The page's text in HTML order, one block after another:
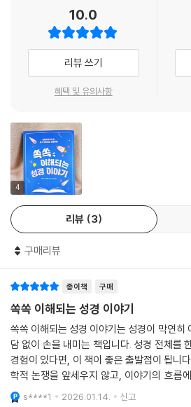
그 큰 사랑으로 우리를 용서하기 위해 기꺼이
예수님은 분명히 말씀하십니다. “너희가 사
늘 아버지께서도 너희 잘못을 용서하시려니
하지 아니하면 너희 아버지께서도 너희 잘못
라”(마태복음 6:14-15).
모세, 삼손, 다윗, 베드로, 그 외에 많은 사람
았습니다. 그런데 하나님을 누구보다 더 잘 알
나님께 불순종하고 그 뜻을 저버리기도 했습
번 부인했습니다(282페이지 참조).
이제 예수님은 베드로에게 중요한 임무가 있
것은 교회의 어린 신자들을 돌보는 것이었습
그분의 양 떼를 돌보게 하셨습니다.
이 땅에 사는 동안 우리는 결코 온전할 수 없
지만 우리가 죄를 지었다면, 다시 깨끗한 마음
반드시 하나님께 용서를 구해야 합니다.
에서
교회는 주님을 믿고 그분의 길을 따르는 자들
2-24). 교회는 우리 눈에 보이는 건물이 아닙
10.0
리뷰 쓰기
혜택 및 유의사항
4
리뷰 3
구매리뷰
종이책 구매
쏙쏙 이해되는 성경 이야기
쏙쏙 이해되는 성경 이야기는 성경이 막연히
담 없이 손을 내미는 책입니다. 성경 전체를
경험이 있다면, 이 책이 좋은 출발점이 됩니
학적 논쟁을 앞세우지 않고, 이야기의 흐름
갑니다. 그래서 ‘공부한다’는 느낌보다 ‘이야
s****1 2026.01.14. 신고